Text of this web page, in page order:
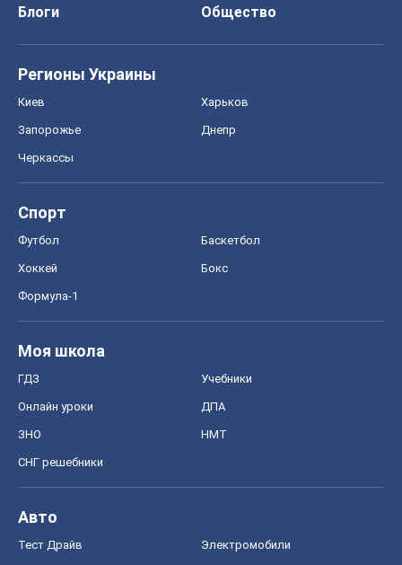
Блоги
Общество
Регионы Украины
Киев Харьков
Запорожье Днепр
Черкассы
Спорт
Футбол Баскетбол
Хоккей Бокс
Формула-1
Моя школа
ГДЗ Учебники
Онлайн уроки ДПА
ЗНО НМТ
СНГ решебники
Авто
Тест Драйв Электромобили